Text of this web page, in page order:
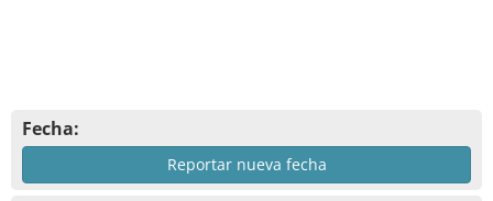
Fecha:
Reportar nueva fecha